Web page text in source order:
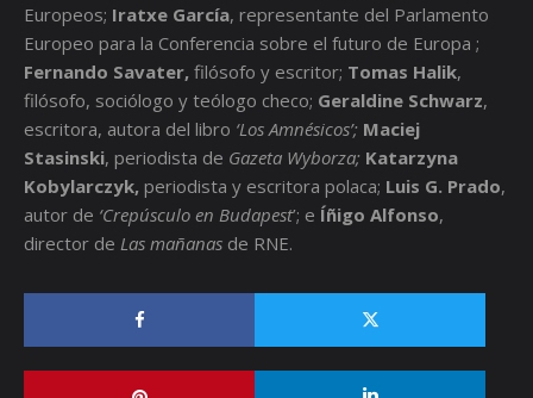
Europeos; Iratxe García, representante del Parlamento
Europeo para la Conferencia sobre el futuro de Europa ;
Fernando Savater, filósofo y escritor; Tomas Halik,
filósofo, sociólogo y teólogo checo; Geraldine Schwarz,
escritora, autora del libro ‘Los Amnésicos’; Maciej
Stasinski, periodista de Gazeta Wyborza; Katarzyna
Kobylarczyk, periodista y escritora polaca; Luis G. Prado,
autor de ‘Crepúsculo en Budapest’; e Íñigo Alfonso,
director de Las mañanas de RNE.